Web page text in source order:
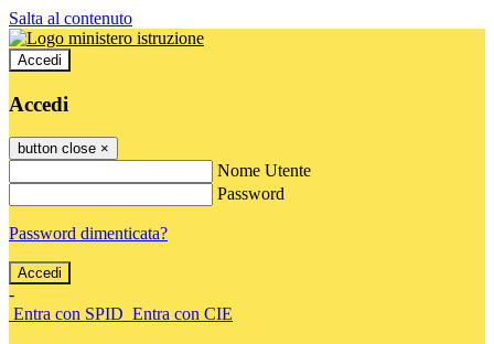
Salta al contenuto
Accedi
Accedi
button close ×
Nome Utente
Password
Password dimenticata?
-
Entra con SPID Entra con CIE